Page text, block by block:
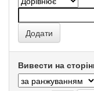
Вивести на